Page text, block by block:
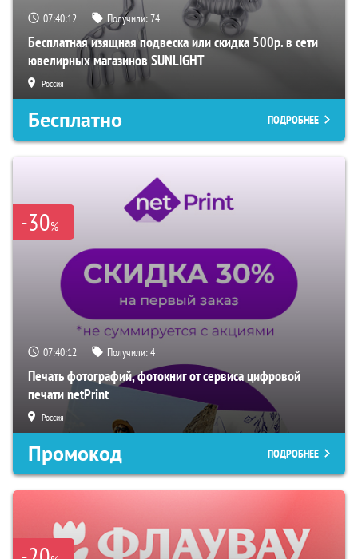
07:40:11 Получили:74
Бесплатная изящная подвеска или скидка 500р. в сети
ювелирных магазинов SUNLIGHT
Россия
Бесплатно ПОДРОБНЕЕ
-30%
07:40:11 Получили:4
Печать фотографий, фотокниг от сервиса цифровой
печати netPrint
Россия
Промокод ПОДРОБНЕЕ